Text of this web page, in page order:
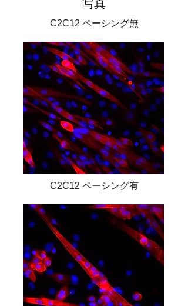
写真
C2C12 ペーシング無
C2C12 ペーシング有